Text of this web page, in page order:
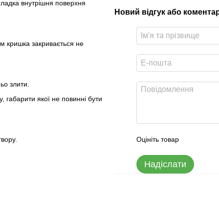
внутрішня поверхня
кришка закривається не
злити.
габарити якої не повинні бути
Новий відгук або
Оцініть товар
Надіслати